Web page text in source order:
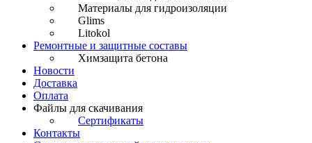
Материалы для гидроизоляции
Glims
Litokol
Ремонтные и защитные составы
Химзащита бетона
Новости
Доставка
Оплата
Файлы для скачивания
Сертификаты
Контакты